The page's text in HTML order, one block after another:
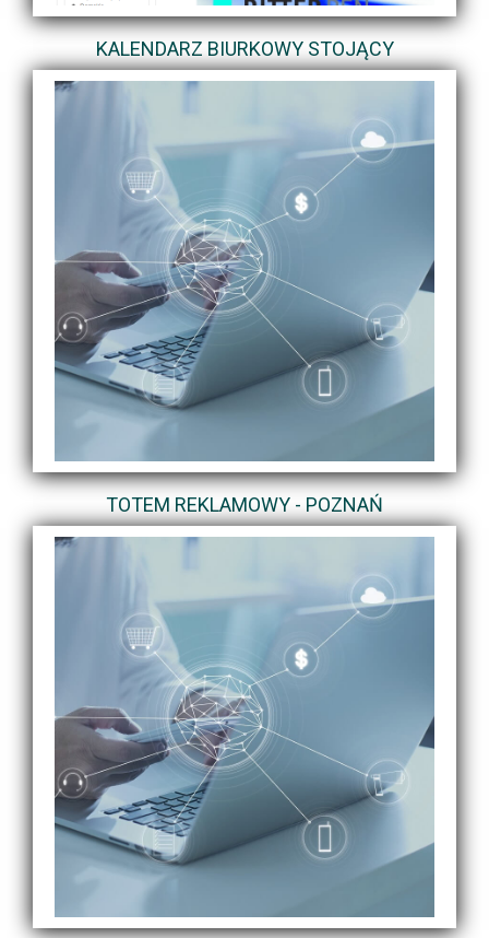
KALENDARZ BIURKOWY STOJĄCY
TOTEM REKLAMOWY - POZNAŃ